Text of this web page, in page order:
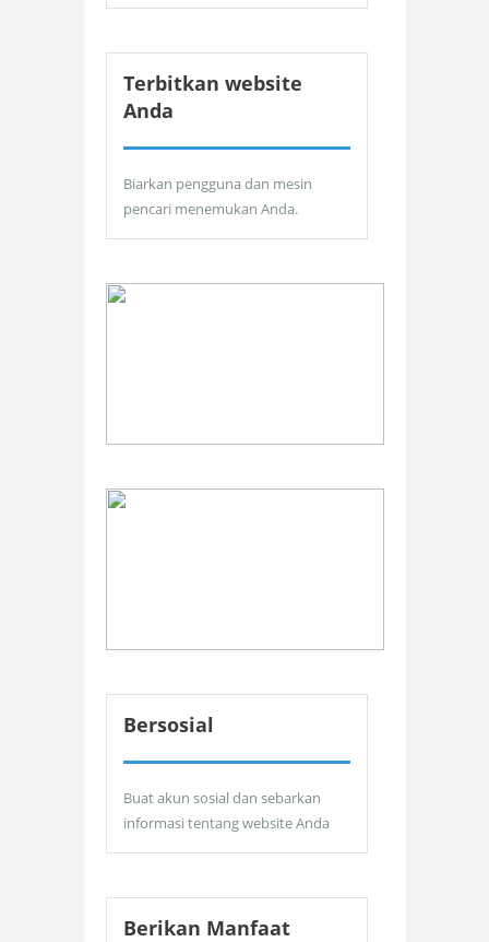
Terbitkan website
Anda
Biarkan pengguna dan mesin
pencari menemukan Anda.
Bersosial
Buat akun sosial dan sebarkan
informasi tentang website Anda
Berikan Manfaat